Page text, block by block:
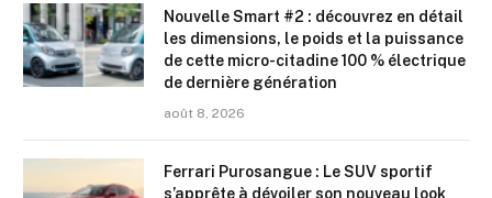
Nouvelle Smart #2 : découvrez en détail
les dimensions, le poids et la puissance
de cette micro-citadine 100 % électrique
de dernière génération
août 8, 2026
Ferrari Purosangue : Le SUV sportif
s’apprête à dévoiler son nouveau look